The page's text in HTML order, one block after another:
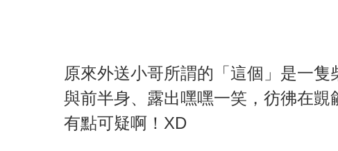
原來外送小哥所謂的「這個」是一
與前半身、露出嘿嘿一笑，彷彿在覬
有點可疑啊！XD